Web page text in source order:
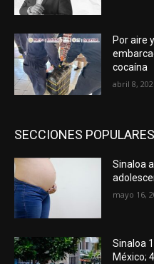
Por aire
cocaína
abril 8,
SECCIONES POPULARES
Sinaloa
mayo 16,
Sinaloa
México;